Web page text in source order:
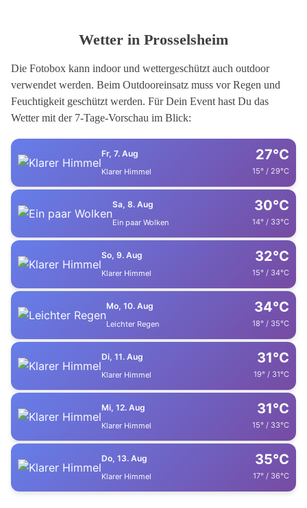
Wetter in Prosselsheim
Die Fotobox kann indoor und wettergeschützt auch outdoor
verwendet werden. Beim Outdooreinsatz muss vor Regen und
Feuchtigkeit geschützt werden. Für Dein Event hast Du das
Wetter mit der 7-Tage-Vorschau im Blick:
Fr, 7. Aug
Klarer Himmel
27°C
15° / 29°C
Sa, 8. Aug
Ein paar Wolken
30°C
14° / 33°C
So, 9. Aug
Klarer Himmel
32°C
15° / 34°C
Mo, 10. Aug
Leichter Regen
34°C
18° / 35°C
Di, 11. Aug
Klarer Himmel
31°C
19° / 31°C
Mi, 12. Aug
Klarer Himmel
31°C
15° / 33°C
Do, 13. Aug
Klarer Himmel
35°C
17° / 36°C